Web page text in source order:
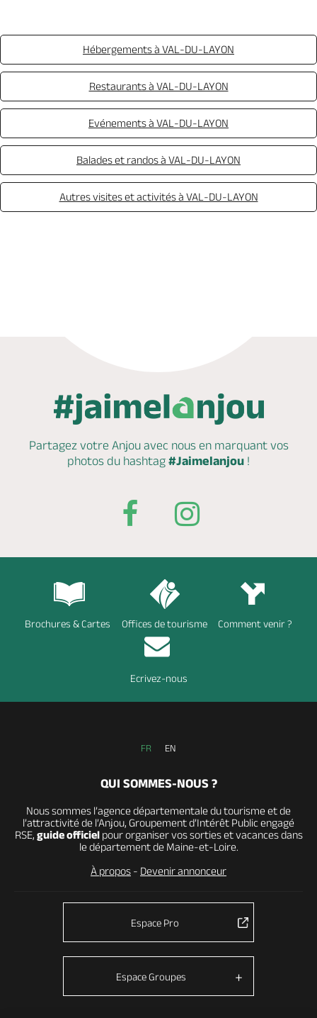
Hébergements à VAL-DU-LAYON
Restaurants à VAL-DU-LAYON
Evénements à VAL-DU-LAYON
Balades et randos à VAL-DU-LAYON
Autres visites et activités à VAL-DU-LAYON
Partagez votre Anjou avec nous en marquantvos
photos du hashtag #Jaimelanjou !
Brochures & Cartes Offices de tourisme Comment venir ?
Ecrivez-nous
FR EN
QUI SOMMES-NOUS ?
Nous sommes l’agence départementale du tourisme et de
l’attractivité de l’Anjou, Groupement d’Intérêt Public engagé
RSE, guide officielpour organiser vos sorties et vacances dans
le département de Maine-et-Loire.
À propos - Devenir annonceur
Espace Pro
Espace Groupes